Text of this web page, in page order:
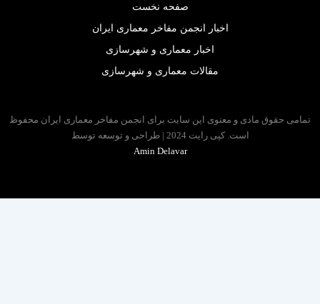
صفحه نخست
اخبار انجمن مفاخر معماری ایران
اخبار معماری و شهرسازی
مقالات معماری و شهرسازی
حقوق مادی و معنوی این سایت برای انجمن مفاخر معماری ایران محفوظ
است. کپی رایت 2024 | طراحی و توسعه توسط
Amin Delavar